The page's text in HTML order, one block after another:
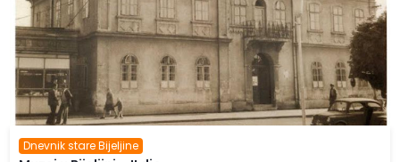
Dnevnik stare Bijeljine